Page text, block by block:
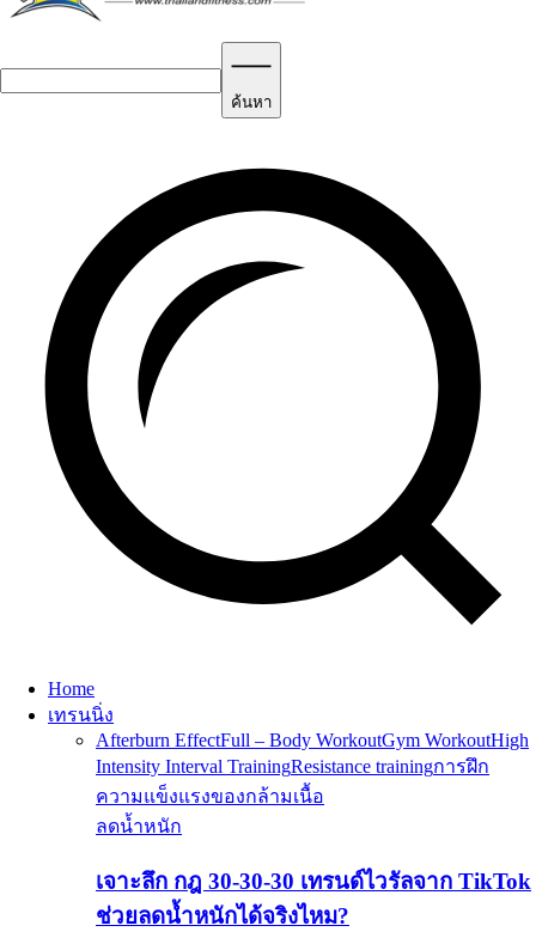
ค้นหา
Home
เทรนนิ่ง
Afterburn EffectFull – Body WorkoutGym WorkoutHigh
Intensity Interval TrainingResistance trainingการฝึก
ความแข็งแรงของกล้ามเนื้อ
ลดน้ำหนัก
เจาะลึก กฎ 30-30-30 เทรนด์ไวรัลจาก TikTok
ช่วยลดน้ำหนักได้จริงไหม?